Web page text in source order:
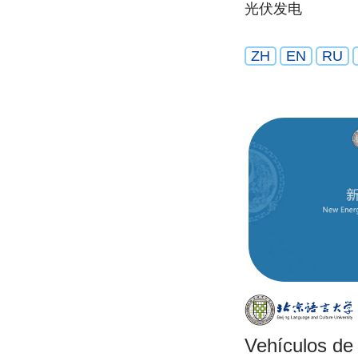
光伏发电
ZH EN RU
Vehículos